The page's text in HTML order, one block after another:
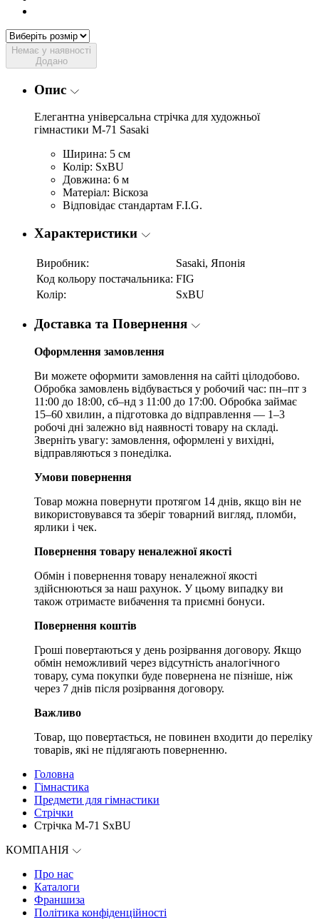
Немає у наявності
Додано
Опис
Елегантна універсальна стрічка для художньої
гімнастики M-71 Sasaki
Ширина: 5 см
Колір: SxBU
Довжина: 6 м
Матеріал: Віскоза
Відповідає стандартам F.I.G.
Характеристики
Виробник:
Sasaki, Японія
Код кольору постачальника: FIG
Колір:
SxBU
Доставка та Повернення
Оформлення замовлення
Ви можете оформити замовлення на сайті цілодобово.
Обробка замовлень відбувається у робочий час: пн–пт з
11:00 до 18:00, сб–нд з 11:00 до 17:00. Обробка займає
15–60 хвилин, а підготовка до відправлення — 1–3
робочі дні залежно від наявності товару на складі.
Зверніть увагу: замовлення, оформлені у вихідні,
відправляються з понеділка.
Умови повернення
Товар можна повернути протягом 14 днів, якщо він не
використовувався та зберіг товарний вигляд, пломби,
ярлики і чек.
Повернення товару неналежної якості
Обмін і повернення товару неналежної якості
здійснюються за наш рахунок. У цьому випадку ви
також отримаєте вибачення та приємні бонуси.
Повернення коштів
Гроші повертаються у день розірвання договору. Якщо
обмін неможливий через відсутність аналогічного
товару, сума покупки буде повернена не пізніше, ніж
через 7 днів після розірвання договору.
Важливо
Товар, що повертається, не повинен входити до переліку
товарів, які не підлягають поверненню.
Головна
Гімнастика
Предмети для гімнастики
Стрічки
Стрічка M-71 SxBU
КОМПАНІЯ
Про нас
Каталоги
Франшиза
Політика конфіденційності